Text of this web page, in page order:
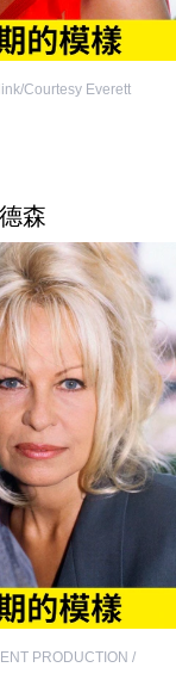
Courtesy Everett
森
PRODUCTION /